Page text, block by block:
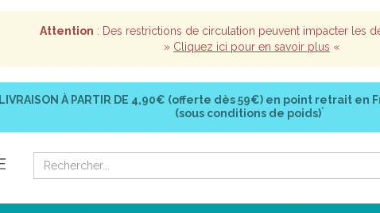
Attention : Des restrictions de circulation peuvent impacter les
» Cliquez ici pour en savoir plus «
LIVRAISON À PARTIR DE 4,90€ (offerte dès 59€) en point retrait en
(sous conditions de poids)*